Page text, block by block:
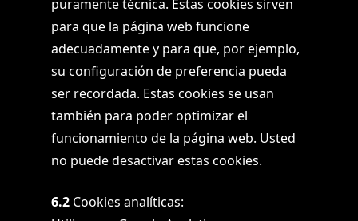
puramente técnica. Estas cookies sirven
para que la página web funcione
adecuadamente y para que, por ejemplo,
su configuración de preferencia pueda
ser recordada. Estas cookies se usan
también para poder optimizar el
funcionamiento de la página web. Usted
no puede desactivar estas cookies.
6.2 Cookies analíticas: